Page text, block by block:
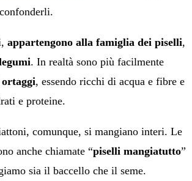
appartengono alla famiglia dei piselli,
. In realtà sono più facilmente
ortaggi, essendo ricchi di acqua e fibre e
e proteine.
comunque, si mangiano interi. Le
anche chiamate “piselli mangiatutto”
sia il baccello che il seme.